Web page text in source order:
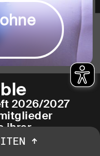
2026/2027
ihrer
↑